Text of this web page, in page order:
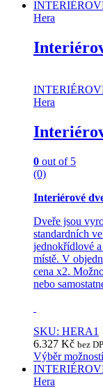
This
product
multiple
variants.
may
be
on
the
product
page
Hera
Hera
0 out of 5
(0)
Interiérové
Dveře jsou
standardních
jednokřídlové
místě. V
cena x2.
nebo
SKU: HERA1
6.327 Kč bez
Výběr možností
This
product
Hera